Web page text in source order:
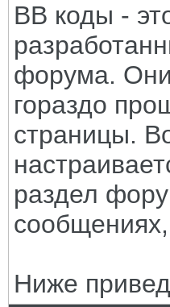
BB коды -
форума. Они
гораздо
страницы.
раздел
Ниже